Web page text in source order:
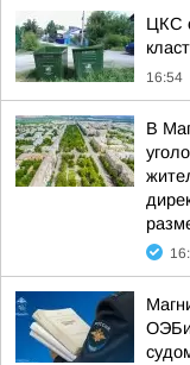
ЦКС
16:54
В